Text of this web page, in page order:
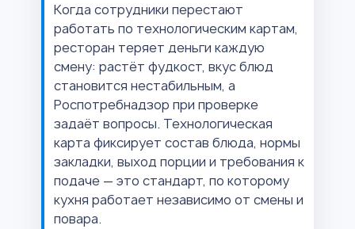
Когда сотрудники перестают
работать по технологическим картам,
ресторан теряет деньги каждую
смену: растёт фудкост, вкус блюд
становится нестабильным, а
Роспотребнадзор при проверке
задаёт вопросы. Технологическая
карта фиксирует состав блюда, нормы
закладки, выход порции и требования к
подаче — это стандарт, по которому
кухня работает независимо от смены и
повара.